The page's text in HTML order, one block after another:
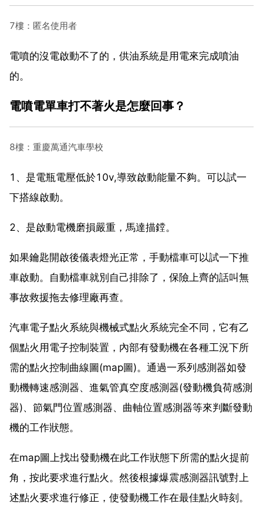
7樓：匿名使用者
電噴的沒電啟動不了的，供油系統是用電來完成噴油
的。
電噴電單車打不著火是怎麼回事？
8樓：重慶萬通汽車學校
1、是電瓶電壓低於10v,導致啟動能量不夠。可以試一
下搭線啟動。
2、是啟動電機磨損嚴重，馬達描鏜。
如果鑰匙開啟後儀表燈光正常，手動檔車可以試一下推
車啟動。自動檔車就別自己排除了，保險上齊的話叫無
事故救援拖去修理廠再查。
汽車電子點火系統與機械式點火系統完全不同，它有乙
個點火用電子控制裝置，內部有發動機在各種工況下所
需的點火控制曲線圖(map圖)。通過一系列感測器如發
動機轉速感測器、進氣管真空度感測器(發動機負荷感測
器)、節氣門位置感測器、曲軸位置感測器等來判斷發動
機的工作狀態。
在map圖上找出發動機在此工作狀態下所需的點火提前
角，按此要求進行點火。然後根據爆震感測器訊號對上
述點火要求進行修正，使發動機工作在最佳點火時刻。